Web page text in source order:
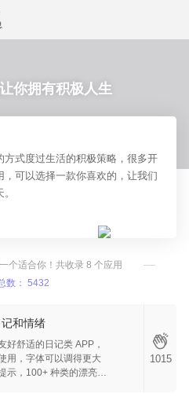
你拥有积极人生
式度过生活的积极策略，很多开
可以选择一款你喜欢的，让我们
个适合你！共收录 8 个应用
数： 5432
和情绪
好舒适的日记类 APP，
用，字体可以调得更大
示，100+ 种类的漂亮颜
1015